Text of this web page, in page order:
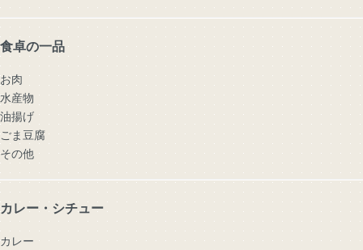
食卓の一品
お肉
水産物
油揚げ
ごま豆腐
その他
カレー・シチュー
カレー